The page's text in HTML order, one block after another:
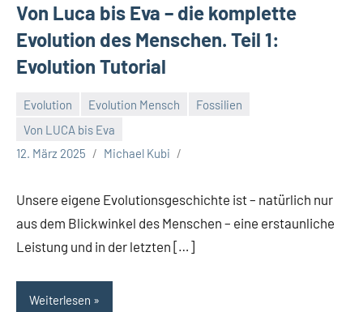
Von Luca bis Eva – die komplette
Evolution des Menschen. Teil 1:
Evolution Tutorial
Evolution Evolution Mensch
Fossilien
Von LUCA bis Eva
12. März 2025
Michael Kubi
Unsere eigene Evolutionsgeschichte ist – natürlich nur
aus dem Blickwinkel des Menschen – eine erstaunliche
Leistung und in der letzten […]
Weiterlesen